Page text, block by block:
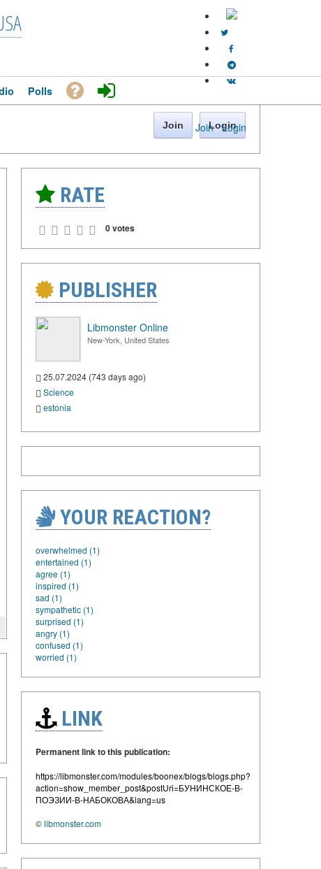
Join · Login
Polls
Join Login
RATE
0 votes
PUBLISHER
Libmonster Online
New-York, United States
25.07.2024 (743 days ago)
Science
estonia
YOUR REACTION?
overwhelmed (1)
entertained (1)
agree (1)
inspired (1)
sad (1)
sympathetic (1)
surprised (1)
angry (1)
confused (1)
worried (1)
LINK
Permanent link to this publication:
https://libmonster.com/modules/boonex/blogs/blogs.php?
action=show_member_post&postUri=БУНИНСКОЕ-В-
ПОЭЗИИ-В-НАБОКОВА&lang=us
©libmonster.com